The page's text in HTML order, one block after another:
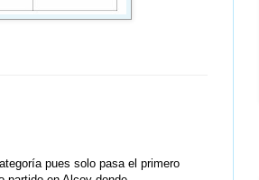
pues solo pasa el primero